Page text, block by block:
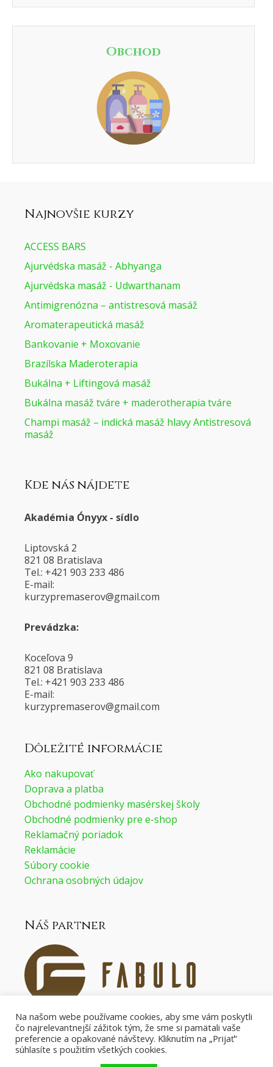
Obchod
Najnovšie kurzy
ACCESS BARS
Ajurvédska masáž - Abhyanga
Ajurvédska masáž - Udwarthanam
Antimigrenózna – antistresová masáž
Aromaterapeutická masáž
Bankovanie + Moxovanie
Brazílska Maderoterapia
Bukálna + Liftingová masáž
Bukálna masáž tváre + maderotherapia tváre
Champi masáž – indická masáž hlavy Antistresová
masáž
Kde nás nájdete
Akadémia Ónyyx - sídlo
Liptovská 2
821 08 Bratislava
Tel.: +421 903 233 486
E-mail:
moc.liamg
@voresamerpyzruk
Prevádzka:
Koceľova 9
821 08 Bratislava
Tel.: +421 903 233 486
E-mail:
moc.liamg
@voresamerpyzruk
Dôležité informácie
Ako nakupovať
Doprava a platba
Obchodné podmienky masérskej školy
Obchodné podmienky pre e-shop
Reklamačný poriadok
Reklamácie
Súbory cookie
Ochrana osobných údajov
Náš partner
Náš partner pre masážne pomôcky.
Na našom webe používame cookies, aby sme vám poskytli
čo najrelevantnejší zážitok tým, že sme si pamätali vaše
preferencie a opakované návštevy. Kliknutím na „Prijať“
súhlasíte s použitím všetkých cookies.